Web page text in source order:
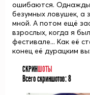
ошибаются. Однажды
безумных ловушек, а
мной. А потом ещё
взрослых, когда я
фестивале... Как её
конец её дурацким
СКРИН ШОТЫ
Всего скриншотов:8